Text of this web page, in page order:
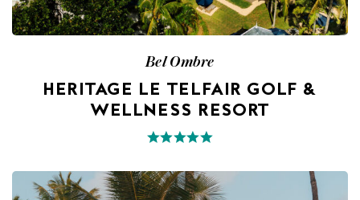
Bel Ombre
HERITAGE LE TELFAIR GOLF &
WELLNESS RESORT